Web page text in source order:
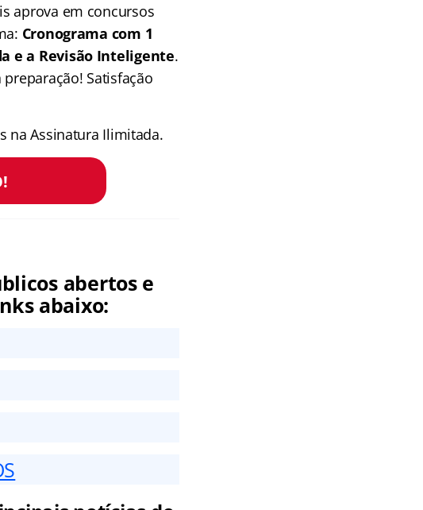
aprova em concursos
Cronograma com 1
e a Revisão Inteligente.
Satisfação
na Assinatura Ilimitada.
abertos e
abaixo: